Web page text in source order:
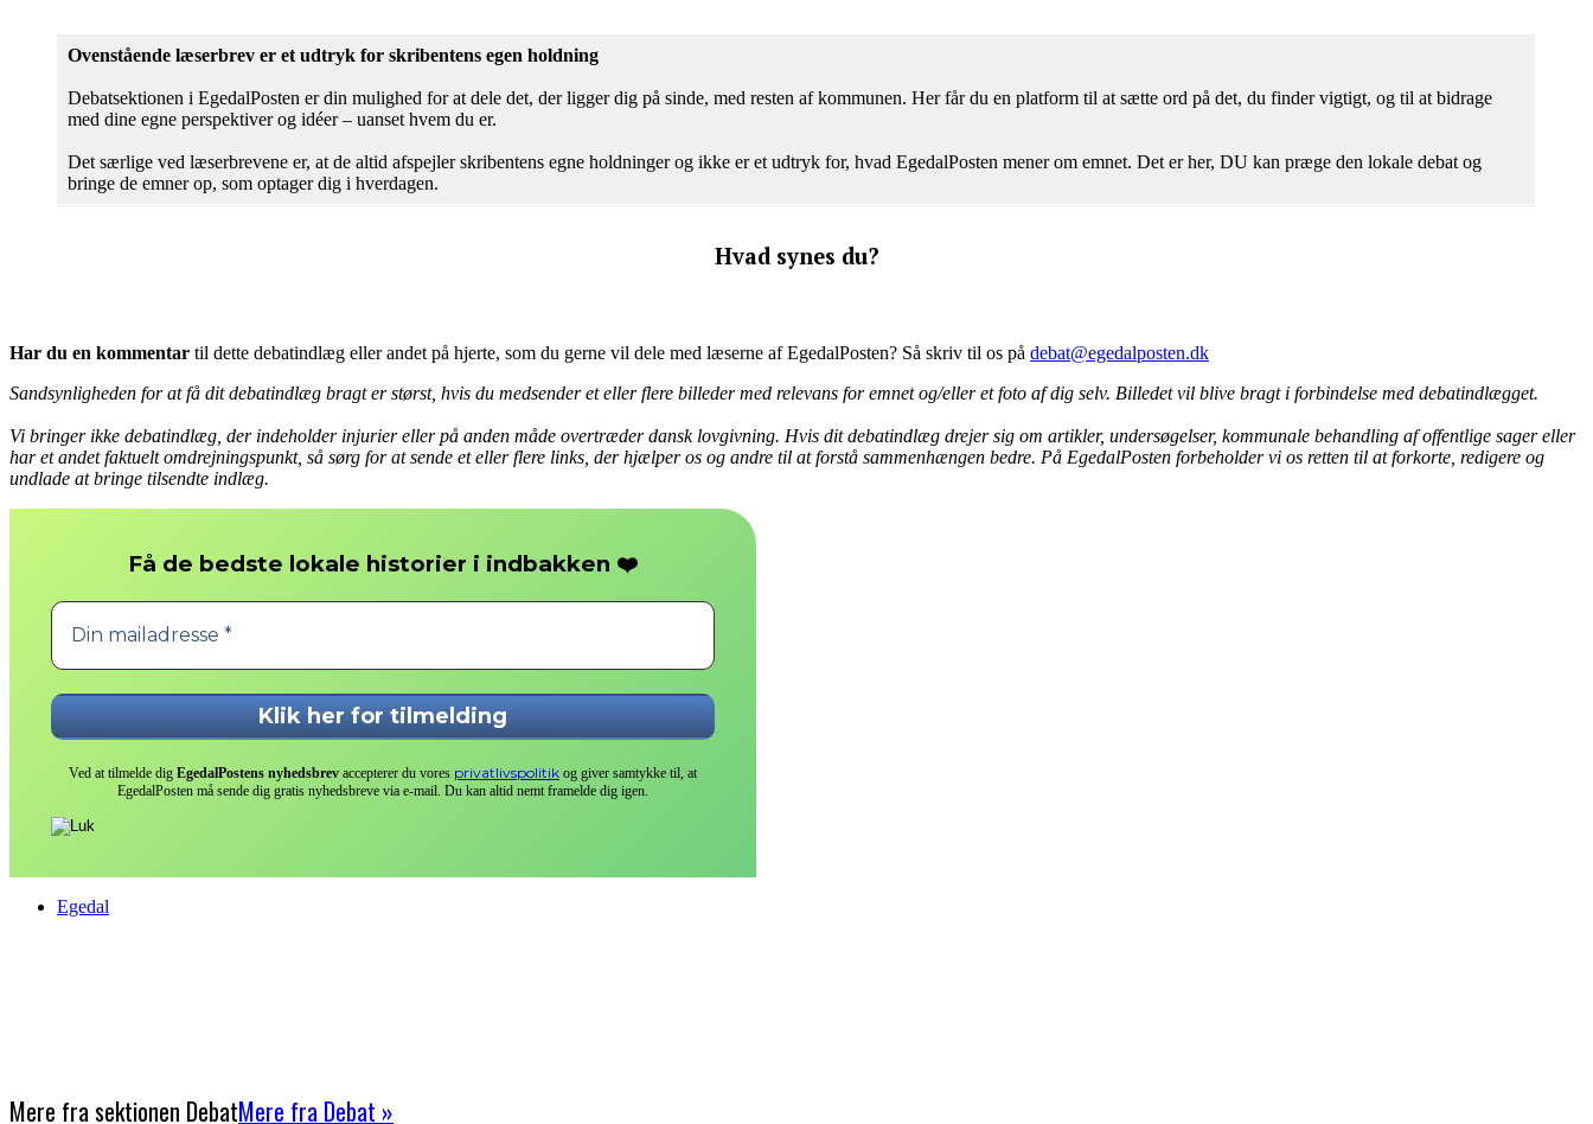
Ovenstående læserbrev er et udtryk for skribentens egen holdning
Debatsektionen i EgedalPosten er din mulighed for at dele det, der ligger dig på sinde, med resten af kommunen. Her får du en platform til at sætte ord på det, du finder vigtigt, og til at bidrage
med dine egne perspektiver og idéer – uanset hvem du er.
Det særlige ved læserbrevene er, at de altid afspejler skribentens egne holdninger og ikke er et udtryk for, hvad EgedalPosten mener om emnet. Det er her, DU kan præge den lokale debat og
bringe de emner op, som optager dig i hverdagen.
Hvad synes du?
Har du en kommentar til dette debatindlæg eller andet på hjerte, som du gerne vil dele med læserne af EgedalPosten? Så skriv til os på debat@egedalposten.dk
Sandsynligheden for at få dit debatindlæg bragt er størst, hvis du medsender et eller flere billeder med relevans for emnet og/eller et foto af dig selv. Billedet vil blive bragt i forbindelse med debatindlægget.
Vi bringer ikke debatindlæg, der indeholder injurier eller på anden måde overtræder dansk lovgivning. Hvis dit debatindlæg drejer sig om artikler, undersøgelser, kommunale behandling af offentlige sager eller
har et andet faktuelt omdrejningspunkt, så sørg for at sende et eller flere links, der hjælper os og andre til at forstå sammenhængen bedre. På EgedalPosten forbeholder vi os retten til at forkorte, redigere og
undlade at bringe tilsendte indlæg.
Få de bedste lokale historier i indbakken ❤️
Ved at tilmelde dig EgedalPostens nyhedsbrev accepterer du vores privatlivspolitik og giver samtykke til, at
EgedalPosten må sende dig gratis nyhedsbreve via e-mail. Du kan altid nemt framelde dig igen.
Egedal
Mere fra sektionen DebatMere fra Debat »